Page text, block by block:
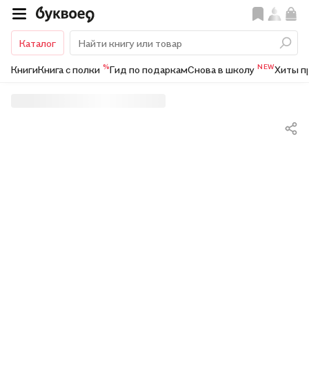
Каталог
КнигиКнига с полки %Гид по подаркамСнова в школу NEWХиты